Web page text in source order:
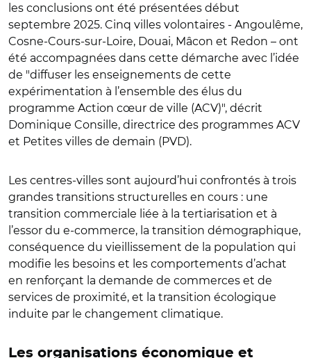
les conclusions ont été présentées début
septembre 2025. Cinq villes volontaires - Angoulême,
Cosne-Cours-sur-Loire, Douai, Mâcon et Redon – ont
été accompagnées dans cette démarche avec l’idée
de "diffuser les enseignements de cette
expérimentation à l’ensemble des élus du
programme Action cœur de ville (ACV)", décrit
Dominique Consille, directrice des programmes ACV
et Petites villes de demain (PVD).
Les centres-villes sont aujourd’hui confrontés à trois
grandes transitions structurelles en cours : une
transition commerciale liée à la tertiarisation et à
l’essor du e-commerce, la transition démographique,
conséquence du vieillissement de la population qui
modifie les besoins et les comportements d’achat
en renforçant la demande de commerces et de
services de proximité, et la transition écologique
induite par le changement climatique.
Les organisations économique et